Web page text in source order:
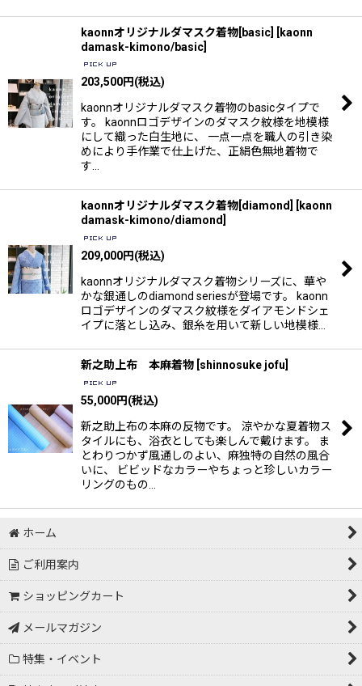
kaonnオリジナルダマスク着物[basic]
kaonn
damask-kimono/basic
203,500円(税込)
kaonnオリジナルダマスク着物のbasicタイプで
す。 kaonnロゴデザインのダマスク紋様を地模様
にして織った白生地に、 一点一点を職人の引き染
めにより手作業で仕上げた、正絹色無地着物で
す…
kaonnオリジナルダマスク着物[diamond]
kaonn
damask-kimono/diamond
209,000円(税込)
kaonnオリジナルダマスク着物シリーズに、華や
かな銀通しのdiamond seriesが登場です。 kaonn
ロゴデザインのダマスク紋様をダイアモンドシェ
イプに落とし込み、銀糸を用いて新しい地模様…
新之助上布 本麻着物 shinnosuke jofu
55,000円(税込)
新之助上布の本麻の反物です。 涼やかな夏着物ス
タイルにも、浴衣としても楽しんで戴けます。 ま
とわりつかず風通しのよい、麻独特の自然の風合
いに、 ビビッドなカラーやちょっと珍しいカラー
リングのもの…
ホーム
ご利用案内
ショッピングカート
メールマガジン
特集・イベント